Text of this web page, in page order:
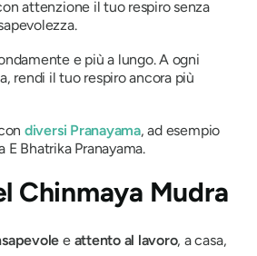
attenzione il tuo respiro senza
e più a lungo. A ogni
rendi il tuo respiro ancora più
diversi Pranayama, ad esempio
E Bhatrika Pranayama.
Chinmaya Mudra
e attento al lavoro, a casa,